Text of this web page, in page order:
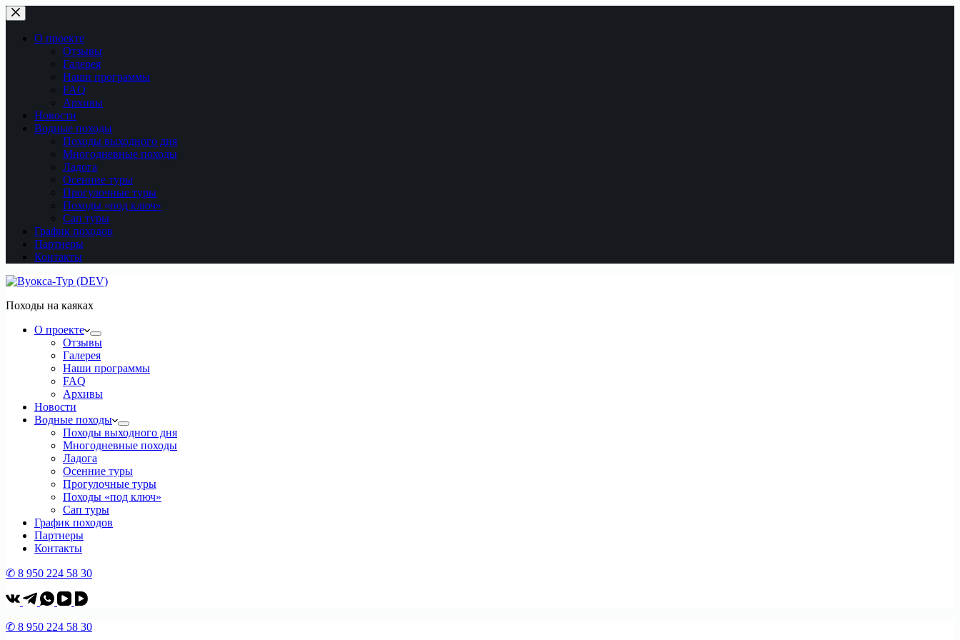
Перейти
к
сути
О проекте
Отзывы
Галерея
Наши программы
FAQ
Архивы
Новости
Водные походы
Походы выходного дня
Многодневные походы
Ладога
Осенние туры
Прогулочные туры
Походы «под ключ»
Сап туры
График походов
Партнеры
Контакты
Походы на каяках
О проекте
Отзывы
Галерея
Наши программы
FAQ
Архивы
Новости
Водные походы
Походы выходного дня
Многодневные походы
Ладога
Осенние туры
Прогулочные туры
Походы «под ключ»
Сап туры
График походов
Партнеры
Контакты
✆ 8 950 224 58 30
✆ 8 950 224 58 30